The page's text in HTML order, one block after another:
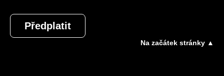
Předplatit
Na začátek stránky ▲